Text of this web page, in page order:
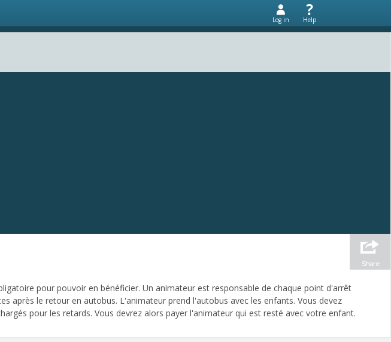
Log in Help
Share
pour pouvoir en bénéficier. Un animateur est responsable de chaque point d'arrêt
après le retour en autobus. L'animateur prend l'autobus avec les enfants. Vous devez
pour les retards. Vous devrez alors payer l'animateur qui est resté avec votre enfant.